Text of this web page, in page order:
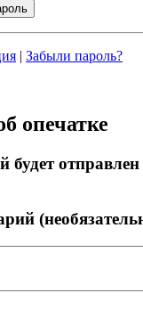
| Забыли пароль?
опечатке
будет